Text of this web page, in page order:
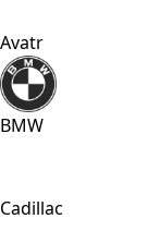
Avatr
BMW
Cadillac